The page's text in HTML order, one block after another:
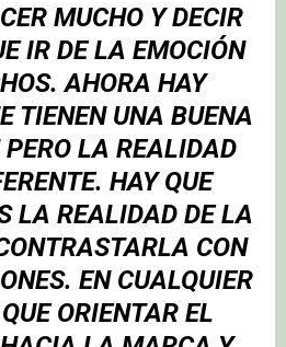
MUCHO Y DECIR
IR DE LA EMOCIÓN
AHORA HAY
TIENEN UNA BUENA
LA REALIDAD
HAY QUE
LA REALIDAD DE LA
CON
EN CUALQUIER
ORIENTAR EL